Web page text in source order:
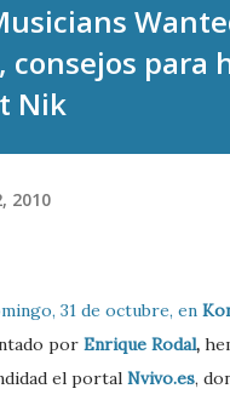
consejos para
Nik
2010
31 de octubre, en
por Enrique Rodal,
el portal Nvivo.es,